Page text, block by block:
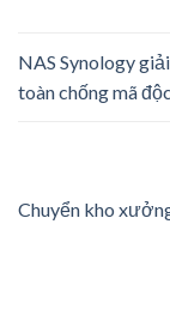
NAS Synology
toàn chống mã
Chuyển kho